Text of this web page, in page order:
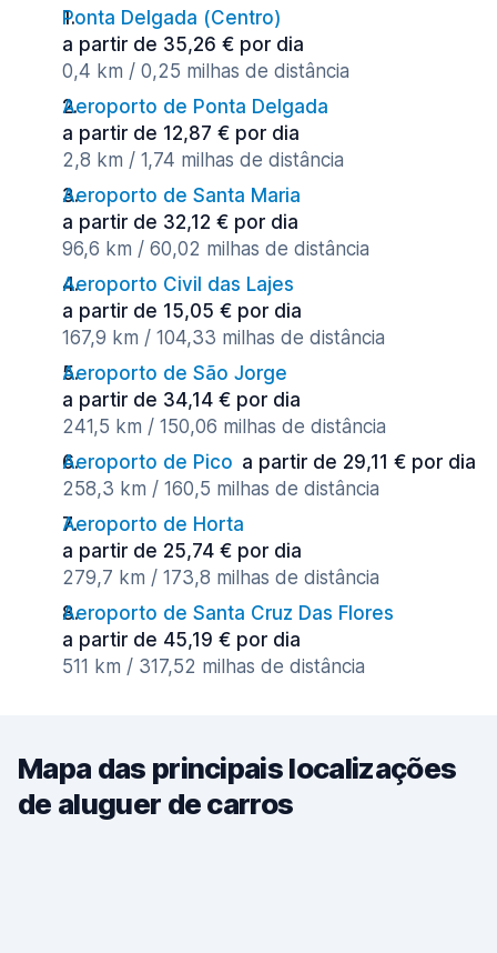
Ponta Delgada (Сentro)
a partir de 35,26 € por dia
0,4 km / 0,25 milhas de distância
Aeroporto de Ponta Delgada
a partir de 12,87 € por dia
2,8 km / 1,74 milhas de distância
Aeroporto de Santa Maria
a partir de 32,12 € por dia
96,6 km / 60,02 milhas de distância
Aeroporto Civil das Lajes
a partir de 15,05 € por dia
167,9 km / 104,33 milhas de distância
Aeroporto de São Jorge
a partir de 34,14 € por dia
241,5 km / 150,06 milhas de distância
Aeroporto de Pico a partir de 29,11 € por dia
258,3 km / 160,5 milhas de distância
Aeroporto de Horta
a partir de 25,74 € por dia
279,7 km / 173,8 milhas de distância
Aeroporto de Santa Cruz Das Flores
a partir de 45,19 € por dia
511 km / 317,52 milhas de distância
Mapa das principais localizações
de aluguer de carros